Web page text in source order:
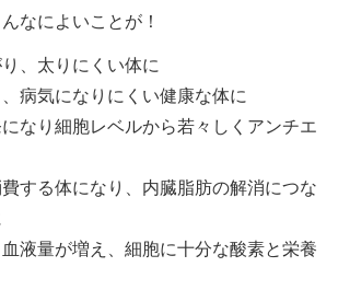
なによいことが！
、太りにくい体に
、病気になりにくい健康な体に
になり細胞レベルから若々しくアンチエ
費する体になり、内臓脂肪の解消につな
血液量が増え、細胞に十分な酸素と栄養